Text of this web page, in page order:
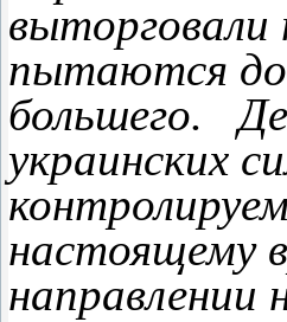
выторговали
пытаются
большего.
украинских
настоящему
направлении